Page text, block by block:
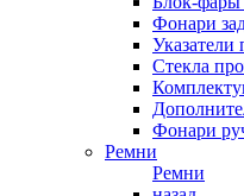
Фонари
Указатели
Стекла
Фонари
Ремни
Ремни